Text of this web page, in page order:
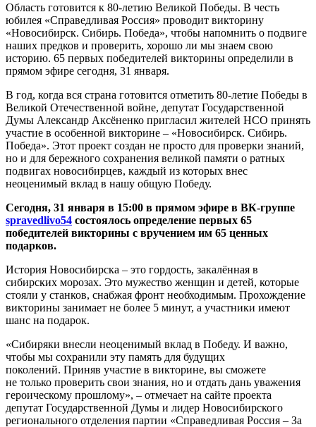
Область готовится к 80-летию Великой Победы. В честь
юбилея «Справедливая Россия» проводит викторину
«Новосибирск. Сибирь. Победа», чтобы напомнить о подвиге
наших предков и проверить, хорошо ли мы знаем свою
историю. 65 первых победителей викторины определили в
прямом эфире сегодня, 31 января.
В год, когда вся страна готовится отметить 80-летие Победы в
Великой Отечественной войне, депутат Государственной
Думы Александр Аксёненко пригласил жителей НСО принять
участие в особенной викторине – «Новосибирск. Сибирь.
Победа». Этот проект создан не просто для проверки знаний,
но и для бережного сохранения великой памяти о ратных
подвигах новосибирцев, каждый из которых внес
неоценимый вклад в нашу общую Победу.
Сегодня, 31 января в 15:00 в прямом эфире в ВК-группе
spravedlivo54 состоялось определение первых 65
победителей викторины с вручением им 65 ценных
подарков.
История Новосибирска – это гордость, закалённая в
сибирских морозах. Это мужество женщин и детей, которые
стояли у станков, снабжая фронт необходимым. Прохождение
викторины занимает не более 5 минут, а участники имеют
шанс на подарок.
«Сибиряки внесли неоценимый вклад в Победу. И важно,
чтобы мы сохранили эту память для будущих
поколений. Приняв участие в викторине, вы сможете
не только проверить свои знания, но и отдать дань уважения
героическому прошлому», – отмечает на сайте проекта
депутат Государственной Думы и лидер Новосибирского
регионального отделения партии «Справедливая Россия – За